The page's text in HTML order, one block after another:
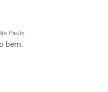
Paulo
bem.